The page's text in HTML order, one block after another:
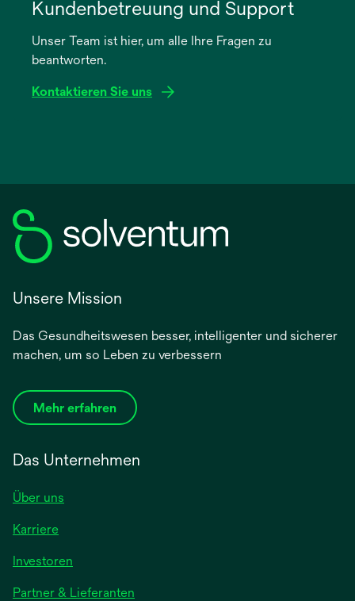
neuen
Registerkarte
Kundenbetreuung und Support
Unser Team ist hier, um alle Ihre Fragen zu
beantworten.
Kontaktieren Sie uns
Unsere Mission
Das Gesundheitswesen besser, intelligenter und sicherer
machen, um so Leben zu verbessern
Mehr erfahren
Das Unternehmen
Über uns
Karriere
Investoren
Partner & Lieferanten